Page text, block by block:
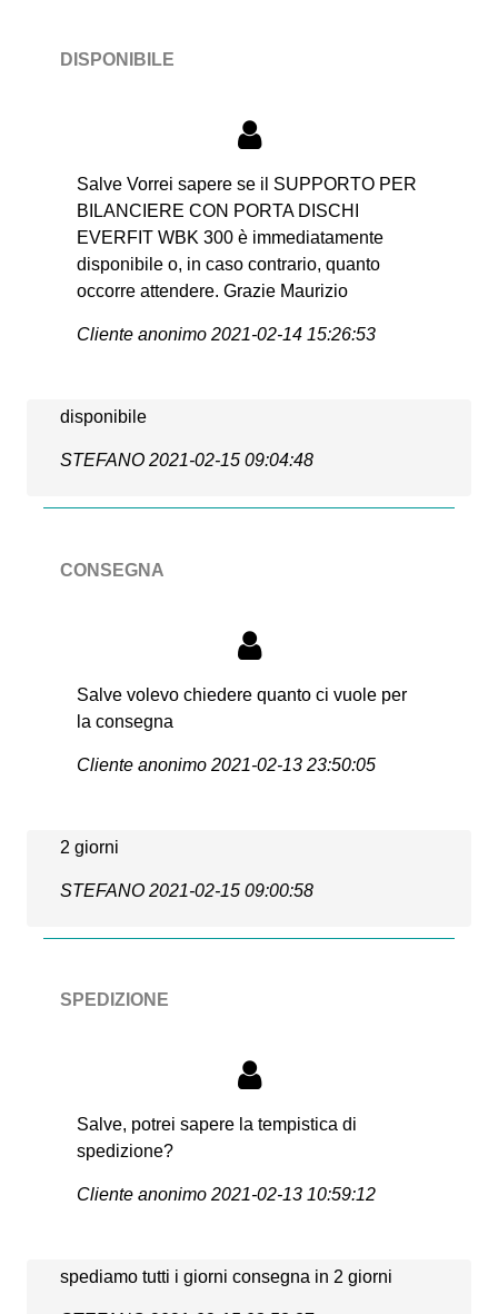
DISPONIBILE
Salve Vorrei sapere se il SUPPORTO PER
BILANCIERE CON PORTA DISCHI
EVERFIT WBK 300 è immediatamente
disponibile o, in caso contrario, quanto
occorre attendere. Grazie Maurizio
Cliente anonimo 2021-02-14 15:26:53
disponibile
STEFANO 2021-02-15 09:04:48
CONSEGNA
Salve volevo chiedere quanto ci vuole per
la consegna
Cliente anonimo 2021-02-13 23:50:05
2 giorni
STEFANO 2021-02-15 09:00:58
SPEDIZIONE
Salve, potrei sapere la tempistica di
spedizione?
Cliente anonimo 2021-02-13 10:59:12
spediamo tutti i giorni consegna in 2 giorni